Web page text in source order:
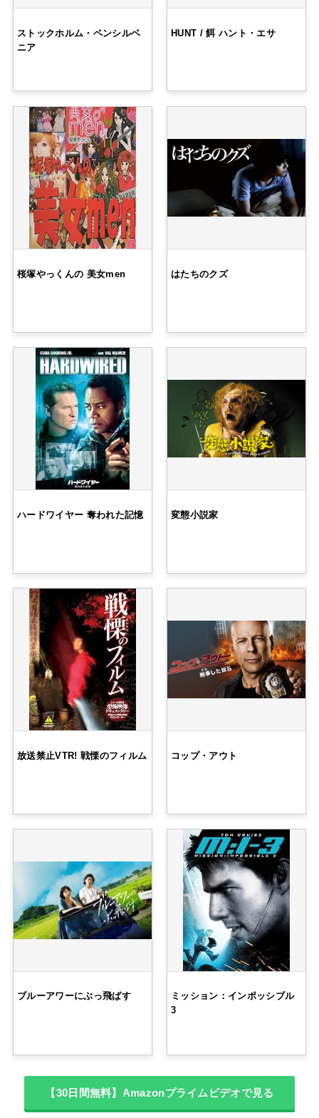
ストックホルム・ペンシルベ
ニア
HUNT / 餌 ハント・エサ
桜塚やっくんの 美女men はたちのクズ
ハードワイヤー 奪われた記憶 変態小説家
放送禁止VTR! 戦慄のフィルム コップ・アウト
ブルーアワーにぶっ飛ばす
ミッション：インポッシブル
3
【30日間無料】Amazonプライムビデオで見る